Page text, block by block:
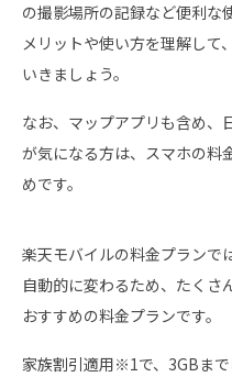
の撮影場所の記録など便利な
メリットや使い方を理解して
いきましょう。
なお、マップアプリも含め、
が気になる方は、スマホの料
めです。
楽天モバイルの料金プランで
自動的に変わるため、たくさ
おすすめの料金プランです。
家族割引適用※1で、3GBまで